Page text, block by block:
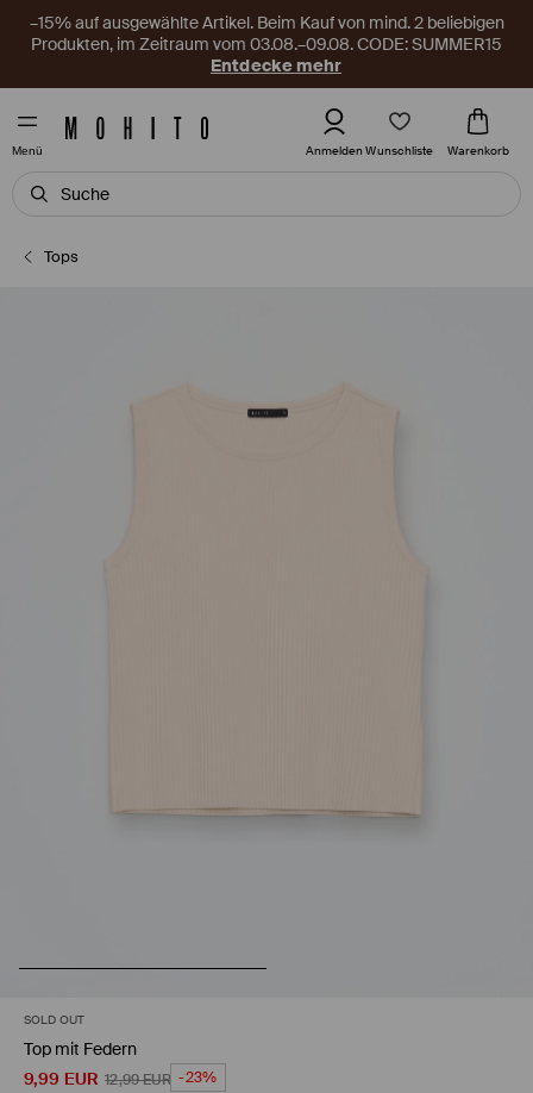
–15% auf ausgewählte Artikel. Beim Kauf von mind. 2 beliebigen
Produkten, im Zeitraum vom 03.08.–09.08. CODE: SUMMER15
Entdecke mehr
Menü Anmelden Wunschliste Warenkorb
Tops
SOLD OUT
Top mit Federn
9,99 EUR 12,99EUR -23%